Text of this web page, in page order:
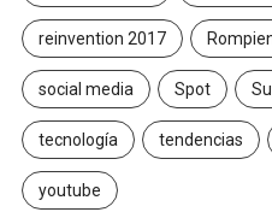
reinvention 2017
social media Spot
tecnología tendencias
youtube